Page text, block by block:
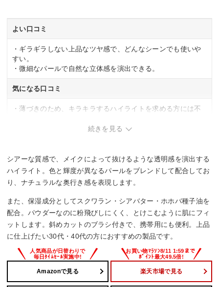
よい口コミ
・ギラギラしない上品なツヤ感で、どんなシーンでも使いや
すい。
・微細なパールで自然な立体感を演出できる。
気になる口コミ
・薄づきのため、キラキラするハイライトを求める方には不
続きを見る
シアーな質感で、メイクによって抜けるような透明感を演出する
ハイライト。色と輝度が異なるパールをブレンドして配合してお
り、ナチュラルな奥行き感を表現します。
また、保湿成分としてスクワラン・シアバター・ホホバ種子油を
配合。パウダーなのに粉飛びしにくく、とけこむように肌にフィ
ットします。斜めカットのブラシ付きで、携帯用にも便利。上品
に仕上げたい30代・40代の方におすすめの製品です。
Amazonで見る 楽天市場で見る